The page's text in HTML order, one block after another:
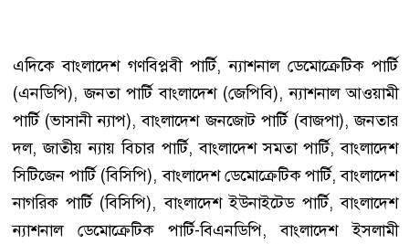
এদিকে বাংলাদেশ গণবিপ্লবী পার্টি, ন্যাশনাল ডেমোক্রেটিক পার্টি
(এনডিপি), জনতা পার্টি বাংলাদেশ (জেপিবি), ন্যাশনাল আওয়ামী
পার্টি (ভাসানী ন্যাপ), বাংলাদেশ জনজোট পার্টি (বাজপা), জনতার
দল, জাতীয় ন্যায় বিচার পার্টি, বাংলাদেশ সমতা পার্টি, বাংলাদেশ
সিটিজেন পার্টি (বিসিপি), বাংলাদেশ ডেমোক্রেটিক পার্টি, বাংলাদেশ
নাগরিক পার্টি (বিসিপি), বাংলাদেশ ইউনাইটেড পার্টি, বাংলাদেশ
ন্যাশনাল ডেমোক্রেটিক পার্টি-বিএনডিপি, বাংলাদেশ ইসলামী